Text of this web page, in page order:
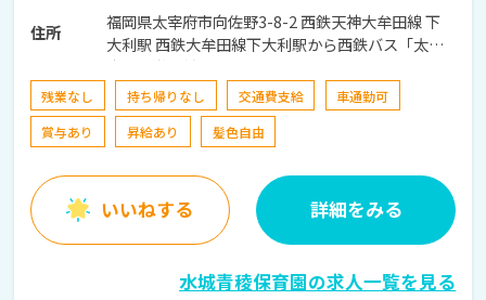
住所
福岡県太宰府市向佐野3-8-2 西鉄天神大牟田線 下
大利駅 西鉄大牟田線下大利駅から西鉄バス「太宰
府西小学校前」下車徒歩約8分
残業なし 持ち帰りなし 交通費支給
車通勤可
賞与あり
昇給あり 髪色自由
いいねする 詳細をみる
水城青稜保育園の求人一覧を見る